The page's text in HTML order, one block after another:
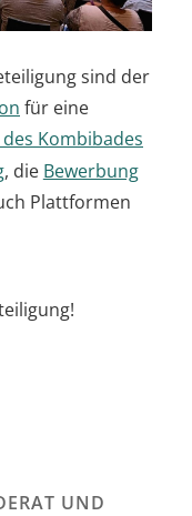
sind der
für eine
Kombibades
, die Bewerbung
Plattformen
UND